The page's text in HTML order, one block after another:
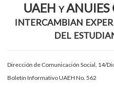
Patronato
Acreditación Internacional
UAEH y
intercambian
del
Dirección de Comunicación Social, 14/
Boletín Informativo UAEH No. 562